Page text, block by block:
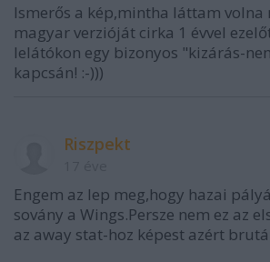
Ismerős a kép,mintha láttam volna
magyar verzióját cirka 1 évvel
lelátókon egy bizonyos "kizárás-
kapcsán! :-)))
Riszpekt
Engem az lep meg,hogy hazai
sovány a Wings.Persze nem ez az
az away stat-hoz képest azért